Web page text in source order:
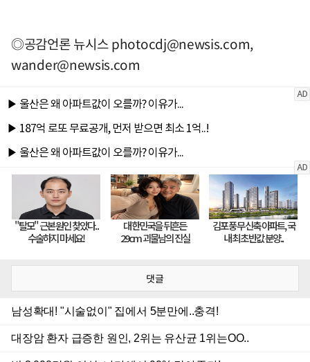
◎공감언론 뉴시스photocdj@newsis.com,
wander@newsis.com
댓글